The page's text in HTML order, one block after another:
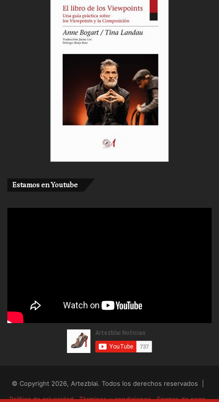
Estamos en Youtube
© Copyright 2026, Artezblai. Todos los derechos reservados |
Política de privacidad
Términos y condiciones Formas de pago